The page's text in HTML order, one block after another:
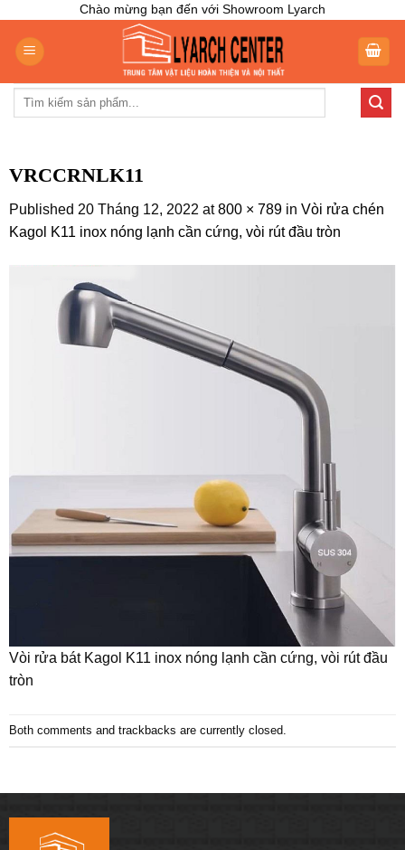
content
Chào mừng bạn đến với Showroom Lyarch
Tìm
VRCCRNLK11
Published 20 Tháng 12, 2022 at800 × 789 in Vòi rửa chén
Kagol K11 inox nóng lạnh cần cứng, vòi rút đầu tròn
Vòi rửa bát Kagol K11 inox nóng lạnh cần cứng, vòi rút đầu
tròn
Both comments and trackbacks are currently closed.